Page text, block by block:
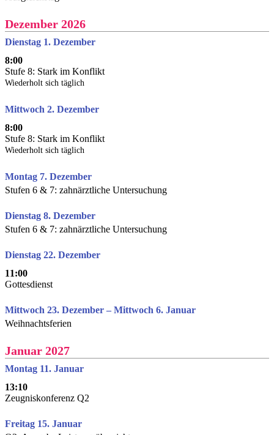
Dezember 2026
Dienstag 1. Dezember
8:00
Stufe 8: Stark im Konflikt
Wiederholt sich täglich
Mittwoch 2. Dezember
8:00
Stufe 8: Stark im Konflikt
Wiederholt sich täglich
Montag 7. Dezember
Stufen 6 & 7: zahnärztliche Untersuchung
Dienstag 8. Dezember
Stufen 6 & 7: zahnärztliche Untersuchung
Dienstag 22. Dezember
11:00
Gottesdienst
Mittwoch 23. Dezember – Mittwoch 6. Januar
Weihnachtsferien
Januar 2027
Montag 11. Januar
13:10
Zeugniskonferenz Q2
Freitag 15. Januar